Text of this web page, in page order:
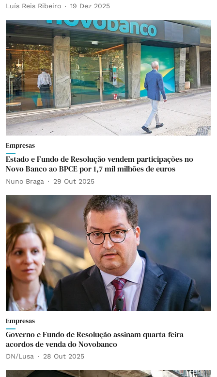
Luís Reis Ribeiro 19 Dez 2025
Empresas
Estado e Fundo de Resolução vendem participações no
Novo Banco ao BPCE por 1,7 mil milhões de euros
Nuno Braga 29 Out 2025
Empresas
Governo e Fundo de Resolução assinam quarta-feira
acordos de venda do Novobanco
DN/Lusa 28 Out 2025